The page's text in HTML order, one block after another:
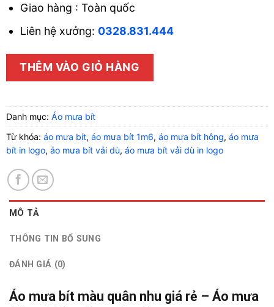
Giao hàng : Toàn quốc
Liên hệ xưởng: 0328.831.444
THÊM VÀO GIỎ HÀNG
Danh mục: Áo mưa bít
Từ khóa: áo mưa bít, áo mưa bít 1m6, áo mưa bít hông, áo mưa
bít in logo, áo mưa bít vải dù, áo mưa bít vải dù in logo
MÔ TẢ
THÔNG TIN BỔ SUNG
ĐÁNH GIÁ (0)
Áo mưa bít màu quân nhu giá rẻ – Áo mưa